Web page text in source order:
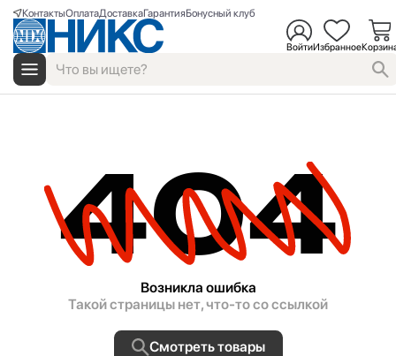
КонтактыОплатаДоставкаГарантияБонусный клуб
ВойтиИзбранное
404
Возникла ошибка
Такой страницы нет, что-то со ссылкой
Смотреть товары